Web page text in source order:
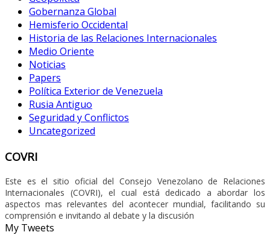
Gobernanza Global
Hemisferio Occidental
Historia de las Relaciones Internacionales
Medio Oriente
Noticias
Papers
Política Exterior de Venezuela
Rusia Antiguo
Seguridad y Conflictos
Uncategorized
COVRI
Este es el sitio oficial del Consejo Venezolano de Relaciones
Internacionales (COVRI), el cual está dedicado a abordar los
aspectos mas relevantes del acontecer mundial, facilitando su
comprensión e invitando al debate y la discusión
My Tweets